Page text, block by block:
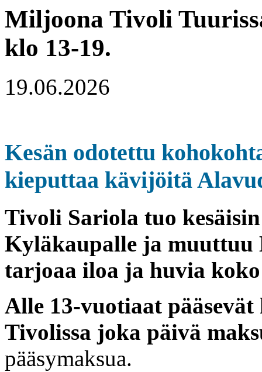
Miljoona Tivoli
klo 13-19.
19.06.2026
Kesän odotettu
kieputtaa kävijöitä
Tivoli Sariola tuo
Kyläkaupalle ja
tarjoaa iloa ja huvia
Alle 13-vuotiaat
Tivolissa joka päivä
pääsymaksua.